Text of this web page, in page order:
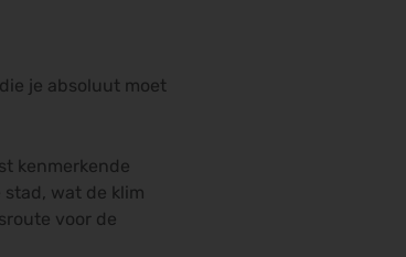
je absoluut moet
kenmerkende
wat de klim
voor de